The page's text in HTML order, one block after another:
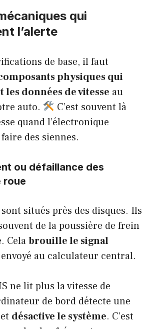
qui
l’alerte
de base, il faut
physiques qui
données de vitesse au
auto.
C’est souvent là
quand l’électronique
des siennes.
ou défaillance des
roue
situés près des disques. Ils
de la poussière de frein
Celabrouille le signal
envoyé au calculateur central.
ne lit plus la vitesse de
de bord détecte une
désactive le système. C’est